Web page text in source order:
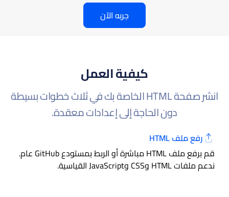
جربه الآن
كيفية العمل
انشر صفحة HTML الخاصة بك في ثلاث خطوات بسيطة
دون الحاجة إلى إعدادات معقدة.
رفع ملف HTML
قم برفع ملف HTML مباشرة أو الربط بمستودع GitHub عام.
ندعم ملفات HTML وCSS وJavaScript القياسية.